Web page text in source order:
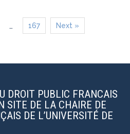
… 167 Next »
DROIT PUBLIC FRANCAIS
SITE DE LA CHAIRE DE
DE L’UNIVERSITÉ DE